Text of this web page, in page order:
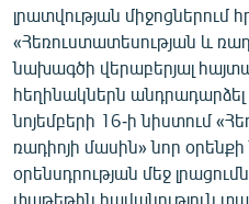
«Ազատության» բոլոր
լրատվության միջոցներում
«Հեռուստատեսության և
նախագծի վերաբերյալ
հեղինակներն
նոյեմբերի 16-ի նիստում
ռադիոյի մասին» նոր
օրենսդրության մեջ
փաթեթին հավանություն